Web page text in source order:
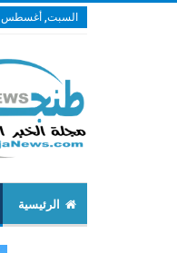
السبت, أغسطس 8, 2026
الرئيسية